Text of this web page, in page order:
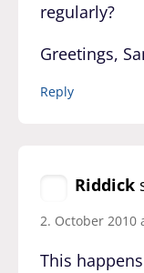
regularly?
Greetings,
Reply
Riddick
2. October 2010
This